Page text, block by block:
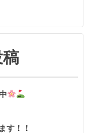
す！！